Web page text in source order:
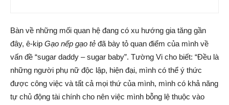
Bàn về những mối quan hệ đang có xu hướng gia tăng gần
đây, ê-kip Gạo nếp gạo tẻ đã bày tỏ quan điểm của mình về
vấn đề “sugar daddy – sugar baby”. Tường Vi cho biết: “Đều là
những người phụ nữ độc lập, hiện đại, mình có thể ý thức
được công việc và tất cả mọi thứ của mình, mình có khả năng
tự chủ động tài chính cho nên việc mình bỗng lệ thuộc vào